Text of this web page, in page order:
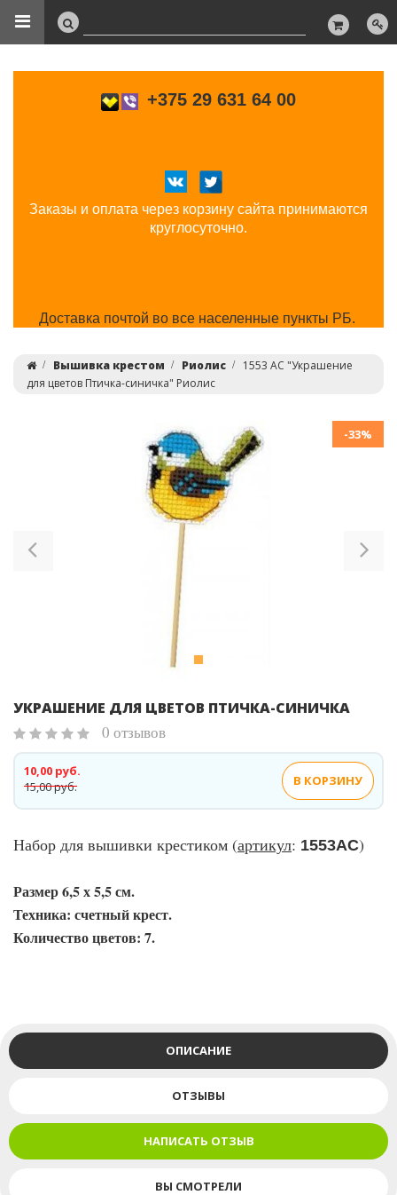
+375 29 631 64 00
Заказы и оплата через корзину сайта принимаются
круглосуточно.
Доставка почтой во все населенные пункты РБ.
Вышивка крестом Риолис
1553 АС "Украшение
для цветов Птичка-синичка" Риолис
-33%
УКРАШЕНИЕ ДЛЯ ЦВЕТОВ ПТИЧКА-СИНИЧКА
0 отзывов
15,00 руб.
10,00 руб.
В КОРЗИНУ
Набор для вышивки крестиком (артикул: 1553АС)
Размер 6,5 х 5,5 см.
Техника: счетный крест.
Количество цветов: 7.
ОПИСАНИЕ
ОТЗЫВЫ
НАПИСАТЬ ОТЗЫВ
ВЫ СМОТРЕЛИ